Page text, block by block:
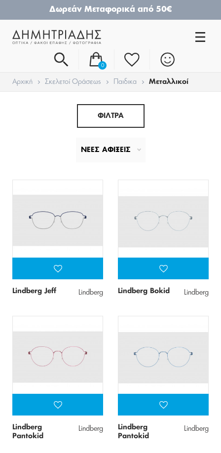
Δωρεάν Μεταφορικά από 50€
0
Αρχική Σκελετοί Οράσεως Παιδικα Μεταλλικοί
ΦΙΛΤΡΑ
ΝΕΕΣ ΑΦΙΞΕΙΣ
Lindberg Jeff Lindberg Lindberg Bokid Lindberg
Lindberg
Pantokid
Lindberg
Lindberg
Pantokid
Lindberg